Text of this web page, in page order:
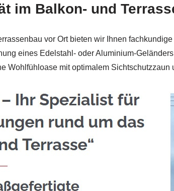
im Balkon- und
vor Ort bieten wir Ihnen
eines Edelstahl- oder Aluminium-
Wohlfühloase mit optimalem